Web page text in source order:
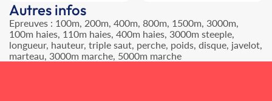
Autres infos
Epreuves : 100m, 200m, 400m, 800m, 1500m, 3000m,
100m haies, 110m haies, 400m haies, 3000m steeple,
longueur, hauteur, triple saut, perche, poids, disque, javelot,
marteau, 3000m marche, 5000m marche